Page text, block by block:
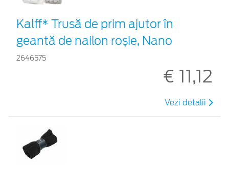
Kalff* Trusă de prim ajutor în
geantă de nailon roșie, Nano
2646575
€ 11,12
Vezi detalii